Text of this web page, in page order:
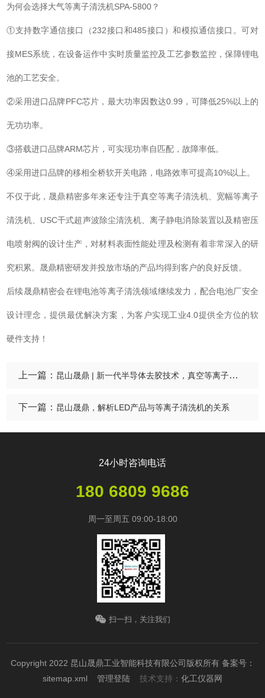
为何会选择大气等离子清洗机SPA-5800？
①支持数字通信接口（232接口和485接口）和模拟通信接口。可对
接MES系统，在设备运作中实时质量监控及工艺参数监控，保障锂电
池的工艺安全。
②采用进口品牌PFC芯片，最大功率因数达0.99，可降低25%以上的
无功功率。
③搭载进口品牌ARM芯片，可实现功率自匹配，故障率低。
④采用进口品牌的移相全桥软开关电路，电路效率可提高10%以上。
不仅于此，晟鼎精密多年来还专注于真空等离子清洗机、宽幅等离子
清洗机、USC干式超声波除尘清洗机、离子静电消除装置以及精密压
电喷射阀的设计生产，对材料表面性能处理及检测有着非常深入的研
究积累。晟鼎精密研发并投放市场的产品均得到客户的良好反馈。
后续晟鼎精密会在锂电池等离子清洗领域继续发力，配合电池厂安全
设计理念，提供最优解决方案，为客户实现工业4.0提供全方位的软
硬件支持！
上一篇： 昆山晟鼎 | 新一代半导体去胶技术，真空等离子清洗机的应用
下一篇： 昆山晟鼎，解析LED产品与等离子清洗机的关系
24小时咨询电话
180 6809 9686
周一至周五 09:00-18:00
扫一扫，关注我们
Copyright 2022 昆山晟鼎工业智能科技有限公司版权所有 备案号：
sitemap.xml
管理登陆 技术支持： 化工仪器网